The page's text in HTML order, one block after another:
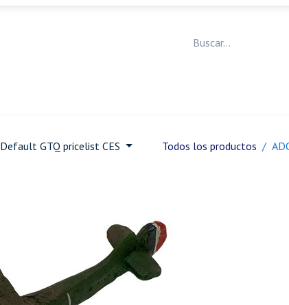
Default GTQ pricelist CES Todos los productos